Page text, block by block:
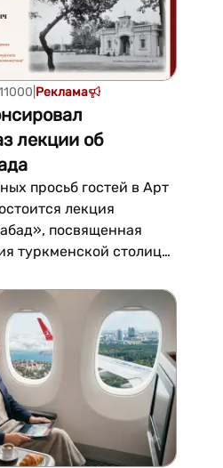
Реклама
лекции об
просьб гостей в Арт
лекция
посвященная
туркменской столицы.
как для тех, кто не
лекцию, так и для
взглянуть на историю
историк